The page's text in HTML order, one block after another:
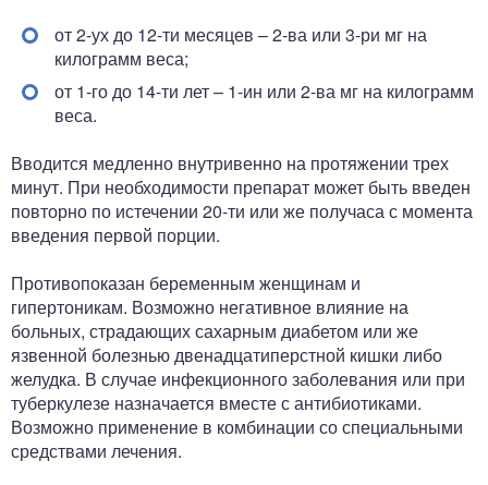
от 2-ух до 12-ти месяцев – 2-ва или 3-ри мг на
килограмм веса;
от 1-го до 14-ти лет – 1-ин или 2-ва мг на килограмм
веса.
Вводится медленно внутривенно на протяжении трех
минут. При необходимости препарат может быть введен
повторно по истечении 20-ти или же получаса с момента
введения первой порции.
Противопоказан беременным женщинам и
гипертоникам. Возможно негативное влияние на
больных, страдающих сахарным диабетом или же
язвенной болезнью двенадцатиперстной кишки либо
желудка. В случае инфекционного заболевания или при
туберкулезе назначается вместе с антибиотиками.
Возможно применение в комбинации со специальными
средствами лечения.